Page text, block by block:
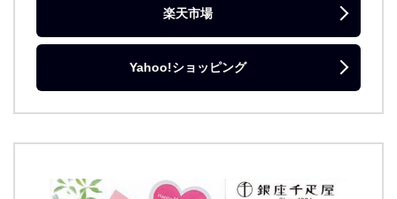
楽天市場
Yahoo!ショッピング